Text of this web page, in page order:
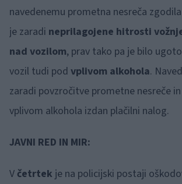
navedenemu prometna nesreča
je zaradi neprilagojene hitrosti
nad vozilom, prav tako pa je bilo
vozil tudi pod vplivom alkohola.
zaradi povzročitve prometne nesreče
vplivom alkohola izdan plačilni nalog.
JAVNI RED IN MIR:
V četrtek je na policijski postaji